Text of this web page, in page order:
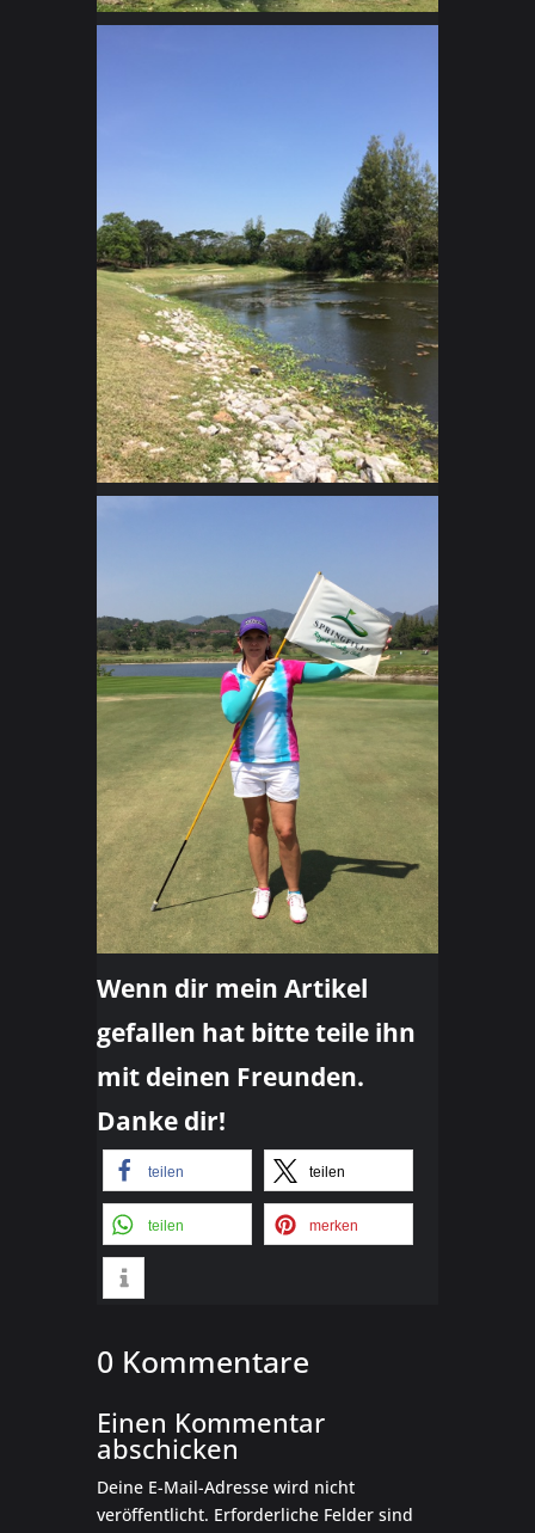
Wenn dir mein Artikel
gefallen hat bitte teile ihn
mit deinen Freunden.
Danke dir!
teilen teilen
teilen merken
0 Kommentare
Einen Kommentar
abschicken
Deine E-Mail-Adresse wird nicht
veröffentlicht. Erforderliche Felder sind